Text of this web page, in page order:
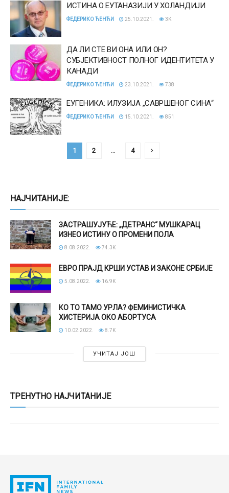
ИСТИНА О ЕУТАНАЗИЈИ У ХОЛАНДИЈИ
ФЕДЕРИКО ЋЕНЋИ 25.10.2021. 3K
ДА ЛИ СТЕ ВИ ОНА ИЛИ ОН?
СУБЈЕКТИВНОСТ ПОЛНОГ ИДЕНТИТЕТА У
КАНАДИ
ФЕДЕРИКО ЋЕНЋИ 23.10.2021. 738
ЕУГЕНИКА: ИЛУЗИЈА „САВРШЕНОГ СИНА“
ФЕДЕРИКО ЋЕНЋИ 15.10.2021. 851
1 2 4
НАЈЧИТАНИЈЕ:
ЗАСТРАШУЈУЋЕ: „ДЕТРАНС“ МУШКАРАЦ
ИЗНЕО ИСТИНУ О ПРОМЕНИ ПОЛА
8.08.2022. 74.3K
ЕВРО ПРАЈД КРШИ УСТАВ И ЗАКОНЕ СРБИЈЕ
5.08.2022. 16.9K
КО ТО ТАМО УРЛА? ФЕМИНИСТИЧКА
ХИСТЕРИЈА ОКО АБОРТУСА
10.02.2022. 8.7K
УЧИТАЈ ЈОШ
ТРЕНУТНО НАЈЧИТАНИЈЕ